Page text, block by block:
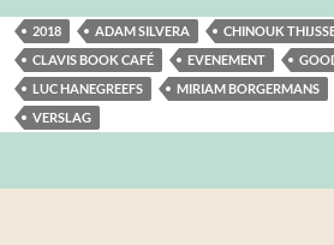
2018 ADAM SILVERA CHINOUK
CLAVIS BOOK CAFÉ
EVENEMENT
LUC HANEGREEFS
MIRIAM BORGERMANS
VERSLAG